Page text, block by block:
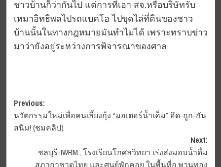
ชาวบ้านก็ว่ากันไป แต่การที่เอา สจ.หรือบริษัทรับ
เหมาอิทธิพลไปรถแบคโฮ ไปขุดไล่ที่ดินของชาว
บ้านนั้นในทางกฎหมายมันทำไม่ได้ เพราะทราบข่าว
มาว่ายังอยู่ระหว่างการพิจารณาของศาล
Post
navigation
Previous:
นวัตกรรมใหม่เพื่อคนเลี้ยงกุ้ง “มอเตอร์น้ำเค็ม” อึด-ถูก-กัน
สนิม! (ชมคลิป)
Next:
ชลบุรี-IWRM., โรงเรียนโกศลวิทยา เร่งส่งมอบน้ำดื่ม
สภากาชาดไทย และศูนย์พักคอย ในพื้นที่อ.พานทอง